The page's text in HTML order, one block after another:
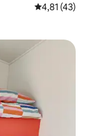
4,81 de uma
4,81 (43)